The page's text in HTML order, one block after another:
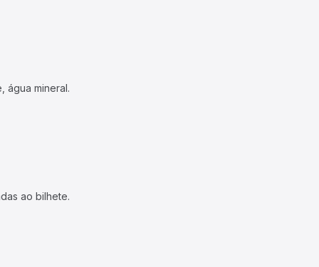
água mineral.
ao bilhete.